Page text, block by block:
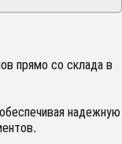
прямо со склада в
надежную